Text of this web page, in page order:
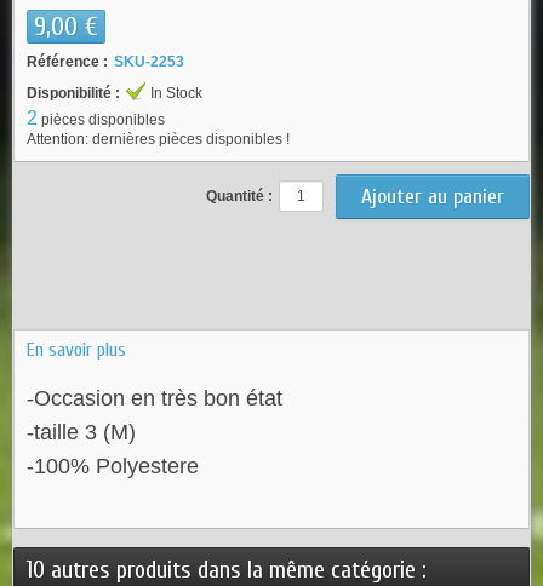
9,00 €
Référence : SKU-2253
Disponibilité :
In Stock
2 pièces disponibles
Attention: dernières pièces disponibles !
Quantité :
En savoir plus
-Occasion en très bon état
-taille 3 (M)
-100% Polyestere
10 autres produits dans la même catégorie :